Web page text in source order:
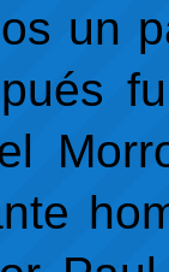
un